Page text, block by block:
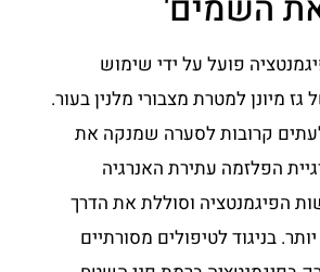
פועל על ידי שימוש
מיונן למטרת מצבורי מלנין בעור.
קרובות לסערה שמנקה את
הפלזמה עתירת האנרגיה
הפיגמנטציה וסוללת את הדרך
בניגוד לטיפולים מסורתיים